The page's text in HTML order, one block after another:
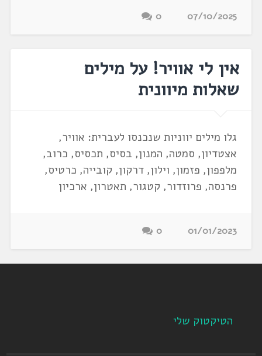
07/10/2025
0
אין לי אוויר! על מילים
שאלות מיוונית
גלו מילים יווניות שנכנסו לעברית: אוויר,
אצטדיון, סמטה, המנון, בסיס, תכסיס, כרוב,
מלפפון, פזמון, וילון, דרקון, קובייה, כרטיס,
פרנסה, פרוזדור, קטגור, תאטרון, ארכיון
01/01/2023
0
הטיקטוק שלי